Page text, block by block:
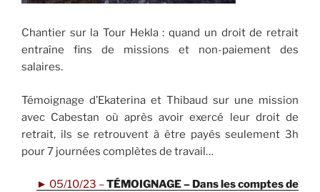
Chantier sur la Tour Hekla : quand un droit de retrait
entraîne fins de missions et non-paiement des
salaires.
Témoignage d’Ekaterina et Thibaud sur une mission
avec Cabestan où après avoir exercé leur droit de
retrait, ils se retrouvent à être payés seulement 3h
pour 7 journées complètes de travail…
► 05/10/23 –TÉMOIGNAGE – PUBLIÉ
Dans les comptes de